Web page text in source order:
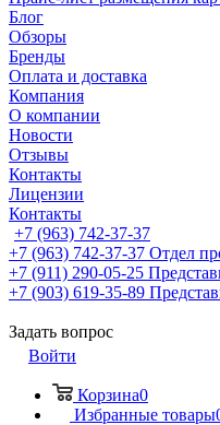
Блог
Обзоры
Бренды
Оплата и доставка
Компания
О компании
Новости
Отзывы
Контакты
Лицензии
Контакты
+7 (963) 742-37-37
+7 (963) 742-37-37 Отдел
+7 (911) 290-05-25
+7 (903) 619-35-89
Задать вопрос
Войти
Корзина0
Избранные товары